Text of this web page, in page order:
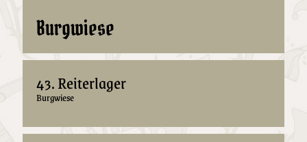
Burgwiese
43. Reiterlager
Burgwiese